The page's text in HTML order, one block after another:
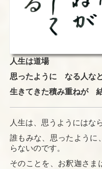
人生は道場
思ったように なる人な
生きてきた積み重ねが
人生は、思うようにはな
誰もみな、思ったように
らないのです。
そのことを、お釈迦さま